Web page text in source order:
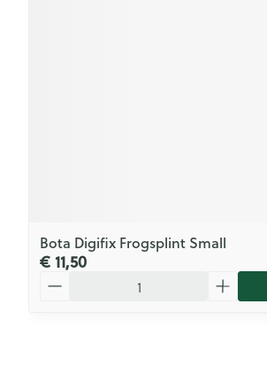
Bota Digifix Frogsplint Small
€ 11,50